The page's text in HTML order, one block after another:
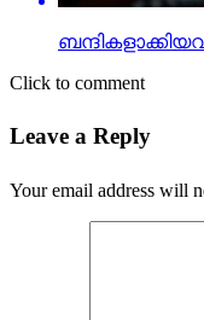
Click to comment
Leave a Reply
Your email address will